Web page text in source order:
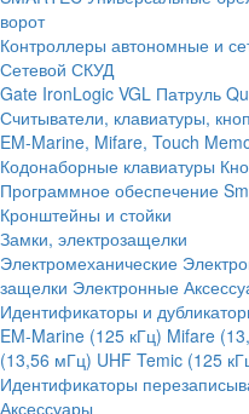
ворот
Контроллеры автономные и
Сетевой СКУД
Gate IronLogic VGL Патруль
Считыватели, клавиатуры,
EM-Marine, Mifare, Touch
Кодонаборные клавиатуры
Программное обеспечение
Кронштейны и стойки
Замки, электрозащелки
Электромеханические
защелки Электронные
Идентификаторы и
EM-Marine (125 кГц) Mifare
(13,56 мГц) UHF Temic (125
Идентификаторы
Аксессуары